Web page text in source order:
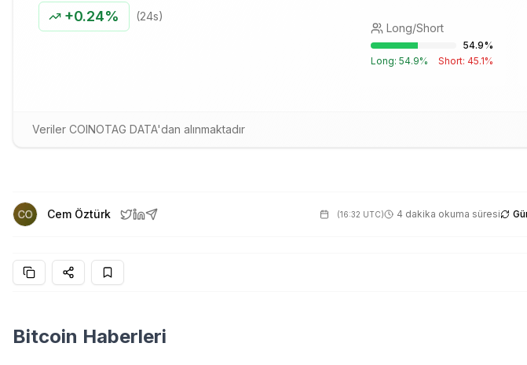
+0.24% (24s)
Long/Short
54.9%
Long: 54.9% Short: 45.1%
Veriler COINOTAG DATA'dan alınmaktadır
Cem Öztürk (16:32 UTC) 4 dakika okuma süresi
Bitcoin Haberleri